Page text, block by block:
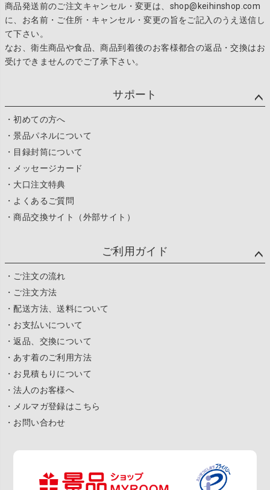
商品発送前のご注文キャンセル・変更は、shop@keihinshop.com
に、お名前・ご住所・キャンセル・変更の旨をご記入のうえ送信し
て下さい。
なお、衛生商品や食品、商品到着後のお客様都合の返品・交換はお
受けできませんのでご了承下さい。
サポート
・初めての方へ
・景品パネルについて
・目録封筒について
・メッセージカード
・大口注文特典
・よくあるご質問
・商品交換サイト（外部サイト）
ご利用ガイド
・ご注文の流れ
・ご注文方法
・配送方法、送料について
・お支払いについて
・返品、交換について
・あす着のご利用方法
・お見積もりについて
・法人のお客様へ
・メルマガ登録はこちら
・お問い合わせ